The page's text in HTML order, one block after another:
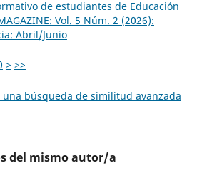
de estudiantes de Educación
Vol. 5 Núm. 2 (2026):
Abril/Junio
> >>
búsqueda de similitud avanzada
del mismo autor/a